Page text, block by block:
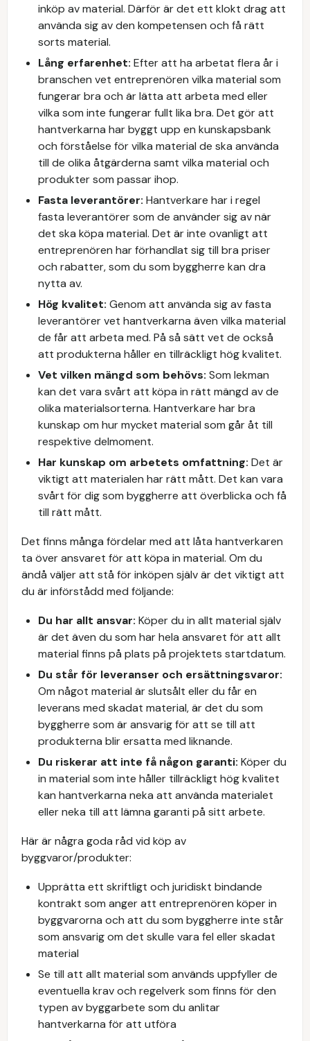
inköp av material. Därför är det ett klokt drag att
använda sig av den kompetensen och få rätt
sorts material.
Lång erfarenhet: Efter att ha arbetat flera år i
branschen vet entreprenören vilka material som
fungerar bra och är lätta att arbeta med eller
vilka som inte fungerar fullt lika bra. Det gör att
hantverkarna har byggt upp en kunskapsbank
och förståelse för vilka material de ska använda
till de olika åtgärderna samt vilka material och
produkter som passar ihop.
Fasta leverantörer: Hantverkare har i regel
fasta leverantörer som de använder sig av när
det ska köpa material. Det är inte ovanligt att
entreprenören har förhandlat sig till bra priser
och rabatter, som du som byggherre kan dra
nytta av.
Hög kvalitet: Genom att använda sig av fasta
leverantörer vet hantverkarna även vilka material
de får att arbeta med. På så sätt vet de också
att produkterna håller en tillräckligt hög kvalitet.
Vet vilken mängd som behövs: Som lekman
kan det vara svårt att köpa in rätt mängd av de
olika materialsorterna. Hantverkare har bra
kunskap om hur mycket material som går åt till
respektive delmoment.
Har kunskap om arbetets omfattning: Det är
viktigt att materialen har rätt mått. Det kan vara
svårt för dig som byggherre att överblicka och få
till rätt mått.
Det finns många fördelar med att låta hantverkaren
ta över ansvaret för att köpa in material. Om du
ändå väljer att stå för inköpen själv är det viktigt att
du är införstådd med följande:
Du har allt ansvar: Köper du in allt material själv
är det även du som har hela ansvaret för att allt
material finns på plats på projektets startdatum.
Du står för leveranser och ersättningsvaror:
Om något material är slutsålt eller du får en
leverans med skadat material, är det du som
byggherre som är ansvarig för att se till att
produkterna blir ersatta med liknande.
Du riskerar att inte få någon garanti: Köper du
in material som inte håller tillräckligt hög kvalitet
kan hantverkarna neka att använda materialet
eller neka till att lämna garanti på sitt arbete.
Här är några goda råd vid köp av
byggvaror/produkter:
Upprätta ett skriftligt och juridiskt bindande
kontrakt som anger att entreprenören köper in
byggvarorna och att du som byggherre inte står
som ansvarig om det skulle vara fel eller skadat
material
Se till att allt material som används uppfyller de
eventuella krav och regelverk som finns för den
typen av byggarbete som du anlitar
hantverkarna för att utföra